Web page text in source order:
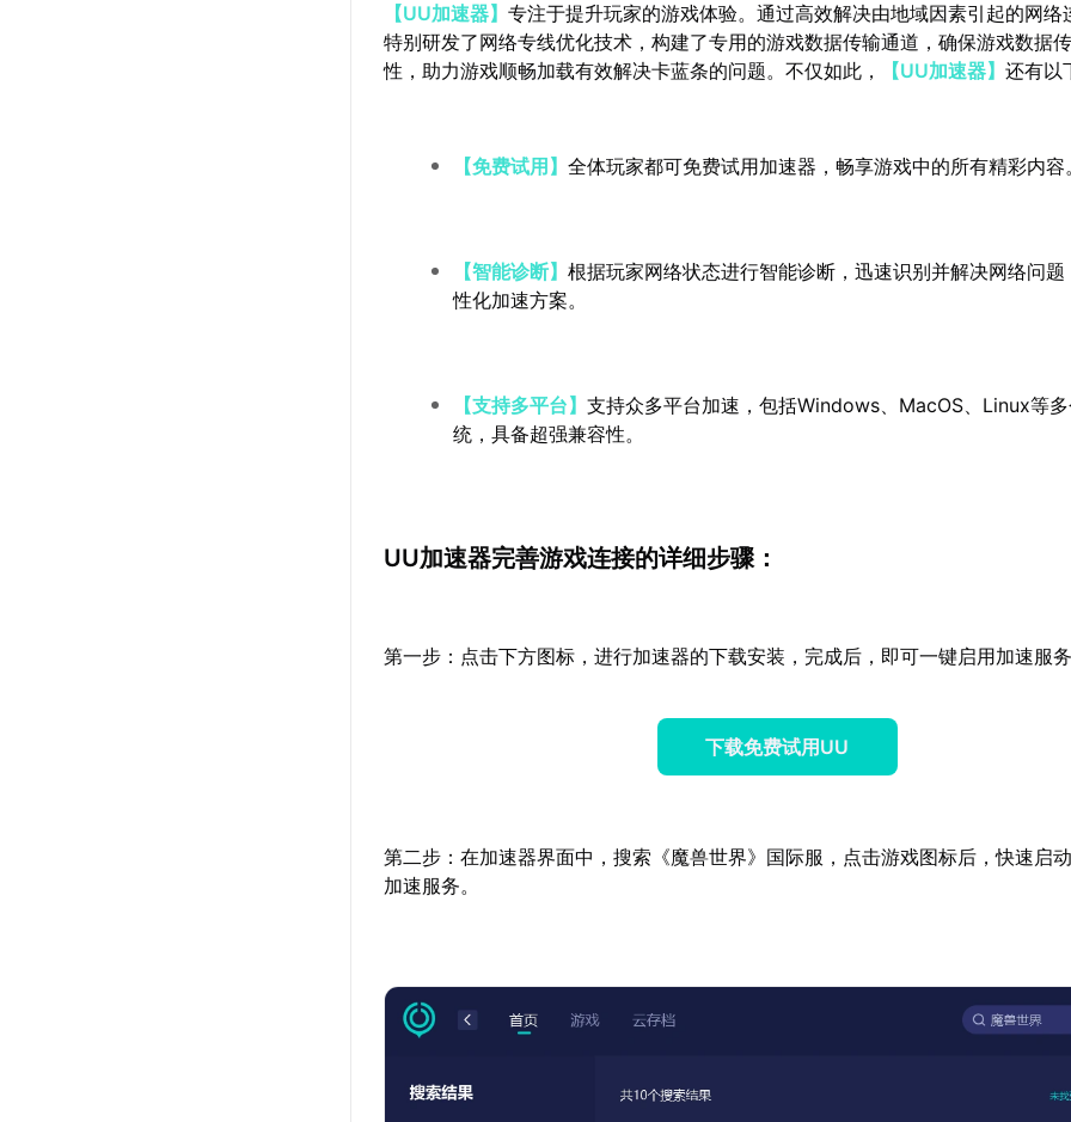
【UU加速器】专注于提升玩家的游戏体验。通过高效解决由地域因素引起的网络
特别研发了网络专线优化技术，构建了专用的游戏数据传输通道，确保游戏数据
性，助力游戏顺畅加载有效解决卡蓝条的问题。不仅如此，
【UU加速器】还有以
【免费试用】全体玩家都可免费试用加速器，畅享游戏中的所有精彩内容
【智能诊断】根据玩家网络状态进行智能诊断，迅速识别并解决网络问题
性化加速方案。
【支持多平台】支持众多平台加速，包括Windows、MacOS、Linux等
统，具备超强兼容性。
UU加速器完善游戏连接的详细步骤：
第一步：点击下方图标，进行加速器的下载安装，完成后，即可一键启用加速服
下载免费试用UU
第二步：在加速器界面中，搜索《魔兽世界》国际服，点击游戏图标后，快速启
加速服务。